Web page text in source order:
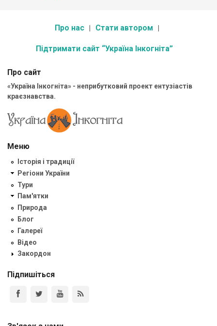
Про нас Стати автором
Підтримати сайт “Україна Інкогніта”
Про сайт
«Україна Інкогніта» - неприбутковий проект ентузіастів
краєзнавства.
Меню
Історія і традиції
Регіони України
Тури
Пам'ятки
Природа
Блог
Галереї
Відео
Закордон
Підпишіться